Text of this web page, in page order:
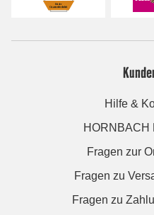
Hilfe &
HORNBACH
Fragen zur
Fragen zu
Fragen zu